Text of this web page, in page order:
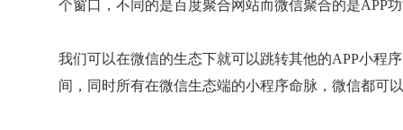
个窗口，不同的是百度聚合网站而微信聚合的是APP
我们可以在微信的生态下就可以跳转其他的APP小程
间，同时所有在微信生态端的小程序命脉，微信都可